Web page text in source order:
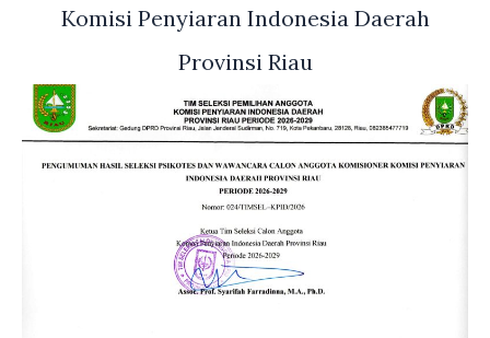
Komisi Penyiaran Indonesia Daerah
Provinsi Riau